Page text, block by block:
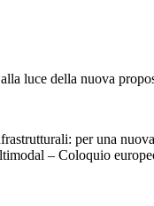
luce della nuova
per una
– Coloquio